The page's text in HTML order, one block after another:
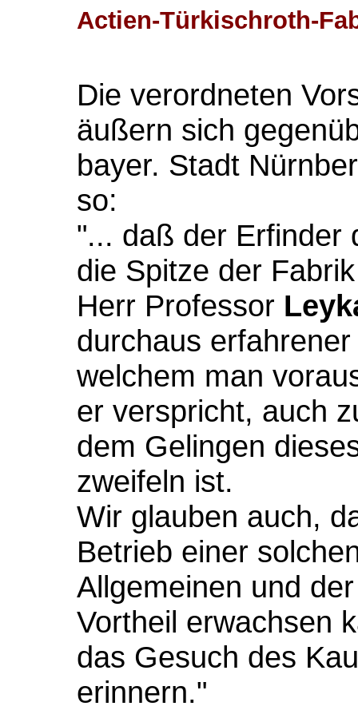
Actien-Türkischroth-
Die verordneten
äußern sich
bayer. Stadt
so:
"... daß der Erfinder
die Spitze der
Herr Professor
durchaus
welchem man
er verspricht, auch
dem Gelingen
zweifeln ist.
Wir glauben auch,
Betrieb einer
Allgemeinen und
Vortheil erwachsen
das Gesuch des
erinnern."